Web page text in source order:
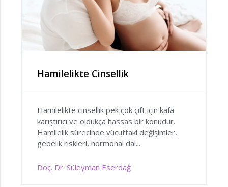
Hamilelikte Cinsellik
Hamilelikte cinsellik pek çok çift için kafa
karıştırıcı ve oldukça hassas bir konudur.
Hamilelik sürecinde vücuttaki değişimler,
gebelik riskleri, hormonal dal...
Doç. Dr. Süleyman Eserdağ